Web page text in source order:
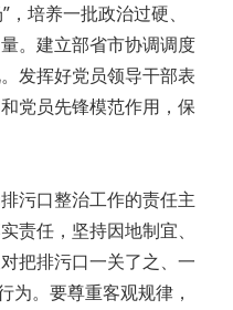
，培养一批政治过硬、
。建立部省市协调调度
发挥好党员领导干部表
党员先锋模范作用，保
污口整治工作的责任主
责任，坚持因地制宜、
把排污口一关了之、一
为。要尊重客观规律，